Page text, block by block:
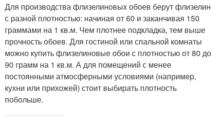
Для производства флизелиновых обоев берут флизелин
с разной плотностью: начиная от 60 и заканчивая 150
граммами на 1 кв.м. Чем плотнее подкладка, тем выше
прочность обоев. Для гостиной или спальной комнаты
можно купить флизелиновые обои с плотностью от 80 до
90 грамм на 1 кв.м. А для помещений с менее
постоянными атмосферными условиями (например,
кухни или прихожей) стоит выбирать плотность
побольше.